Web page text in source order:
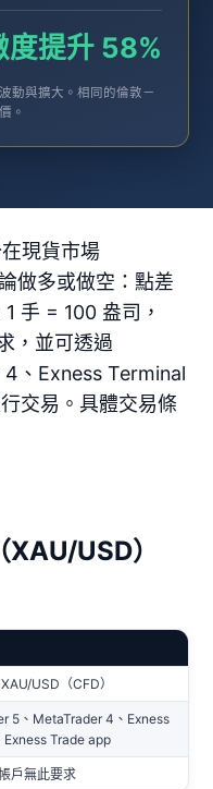
度提升 58%
動與擴大。相同的倫敦－
。
現貨市場
做多或做空：點差
手 = 100 盎司，
，並可透過
、Exness Terminal
交易。具體交易條
USD）
USD（CFD）
5、MetaTrader 4、Exness
Trade app
戶無此要求